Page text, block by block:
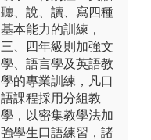
聽、說、讀、寫四種
基本能力的訓練，
三、四年級則加強文
學、語言學及英語教
學的專業訓練，凡口
語課程採用分組教
學，以密集教學法加
強學生口語練習，諸